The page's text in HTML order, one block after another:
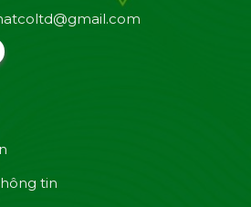
tin